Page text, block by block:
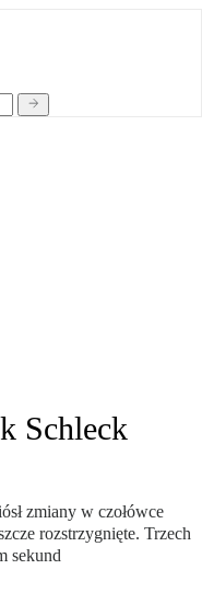
Schleck
zmiany w czołówce
rozstrzygnięte. Trzech
sekund